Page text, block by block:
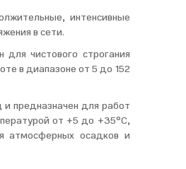
интенсивные
в сети.
чистового строгания
в диапазоне от 5 до 152
предназначен для работ
от +5 до +35°С,
атмосферных осадков и